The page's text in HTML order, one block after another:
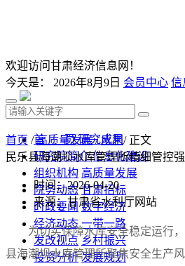
欢迎访问甘肃经济信息网！
今天是： 2026年8月9日 会员中心 信
首 页 研究成果
研究院简介 信息化建设
组织机构 高质量发展
院务动态 甘肃招标
时政要闻 数字经济
经济动态 一带一路
发改视点 乡村振兴
投资分析 发展规划
首页 /高质量发展/水利/ 正文
民乐县海潮坝水库管理所精细管控
时间：2026-04-20
来源：甘肃省水利厅网站
为切实保障水库安全稳定运行
县海潮坝水库管理所聚焦安全生产